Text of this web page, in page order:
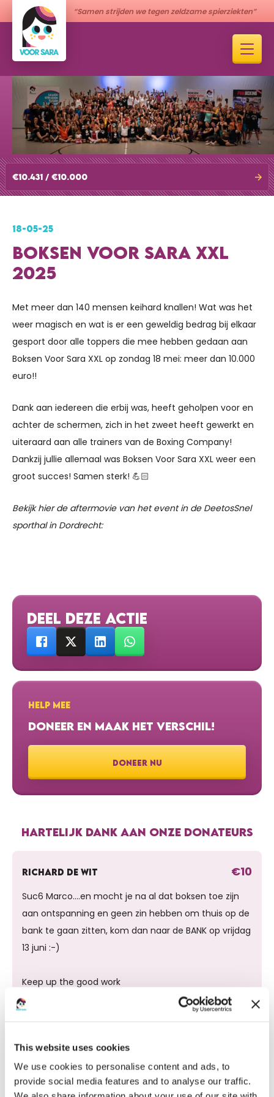
This website uses cookies
We use cookies to personalise content and ads, to
provide social media features and to analyse our traffic.
“Samen strijden we tegen zeldzame spierziekten”
€10.431 / €10.000
18-05-25
BOKSEN VOOR SARA XXL
2025
Met meer dan 140 mensen keihard knallen! Wat was het
weer magisch en wat is er een geweldig bedrag bij elkaar
gesport door alle toppers die mee hebben gedaan aan
Boksen Voor Sara XXL op zondag 18 mei: meer dan 10.000
euro!!
Dank aan iedereen die erbij was, heeft geholpen voor en
achter de schermen, zich in het zweet heeft gewerkt en
uiteraard aan alle trainers van de Boxing Company!
Dankzij jullie allemaal was Boksen Voor Sara XXL weer een
groot succes! Samen sterk! 💪🏻
Bekijk hier de aftermovie van het event in de DeetosSnel
sporthal in Dordrecht:
DEEL DEZE ACTIE
HELP MEE
DONEER EN MAAK HET VERSCHIL!
DONEER NU
HARTELIJK DANK AAN ONZE DONATEURS
RICHARD DE WIT €10
Suc6 Marco....en mocht je na al dat boksen toe zijn
aan ontspanning en geen zin hebben om thuis op de
bank te gaan zitten, kom dan naar de BANK op vrijdag
13 juni :-)
Keep up the good work
Hi,
Wat goed dat je dit doet 💪🏻
Zet m op 🤗❤️